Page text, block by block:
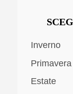
Inverno
Primavera
Estate